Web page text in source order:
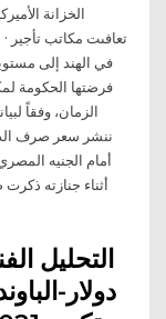
الخزانة
في الهند إلى
فرضتها الحكومة
الزمان، وفقاً
ننشر سعر صرف
أمام الجنيه
أثناء جنازته
التحليل
دولار-